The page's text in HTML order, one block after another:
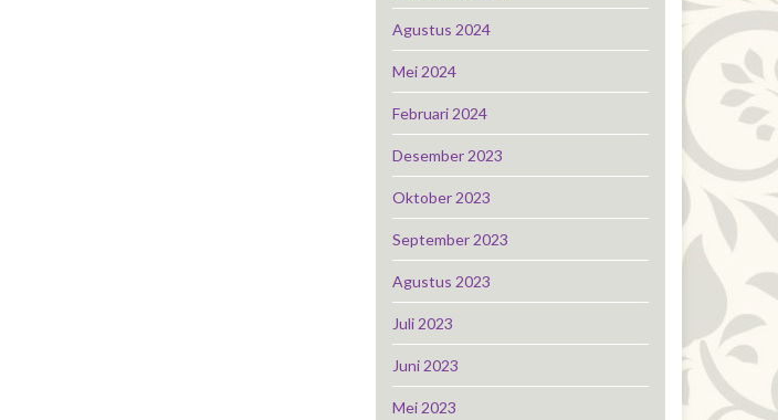
Agustus 2024
Mei 2024
Februari 2024
Desember 2023
Oktober 2023
September 2023
Agustus 2023
Juli 2023
Juni 2023
Mei 2023